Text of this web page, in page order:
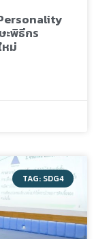
พิธีกร
ม่
TAG: SDG4